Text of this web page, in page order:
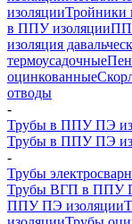
изоляцииТройники
в ППУ изоляции
изоляция
термоусадочные
оцинкованные
отводы
-
Трубы в ППУ ПЭ
Трубы в ППУ ПЭ
-
Трубы
Трубы ВГП в ППУ
ППУ ПЭ изоляции